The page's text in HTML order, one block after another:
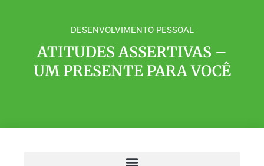
DESENVOLVIMENTO PESSOAL
ATITUDES ASSERTIVAS –
UM PRESENTE PARA VOCÊ